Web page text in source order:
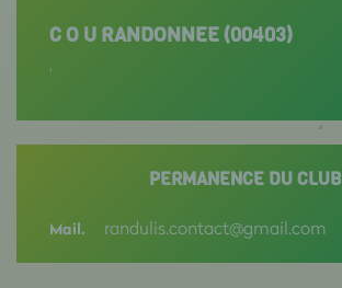
C O U RANDONNEE (00403)
,
PERMANENCE DU CLUB
Mail. randulis.contact@gmail.com